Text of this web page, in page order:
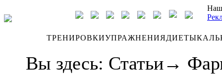
ТРЕНИРОВКИУПРАЖНЕНИЯДИЕТЫ
Вы здесь: Статьи→